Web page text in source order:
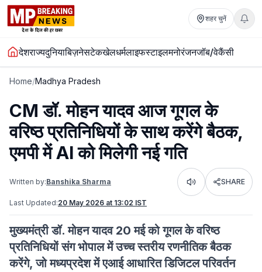
शहर चुनें
देशराज्यदुनियाबिज़नेसटेकखेलधर्मलाइफस्टाइलमनोरंजनजॉब/वेकैंसी
Home/Madhya Pradesh
CM डॉ. मोहन यादव आज गूगल के
वरिष्ठ प्रतिनिधियों के साथ करेंगे बैठक,
एमपी में AI को मिलेगी नई गति
Written by:Banshika Sharma Listen SHARE
Last Updated:20 May 2026 at 13:02 IST
मुख्यमंत्री डॉ. मोहन यादव 20 मई को गूगल के वरिष्ठ
प्रतिनिधियों संग भोपाल में उच्च स्तरीय रणनीतिक बैठक
करेंगे, जो मध्यप्रदेश में एआई आधारित डिजिटल परिवर्तन